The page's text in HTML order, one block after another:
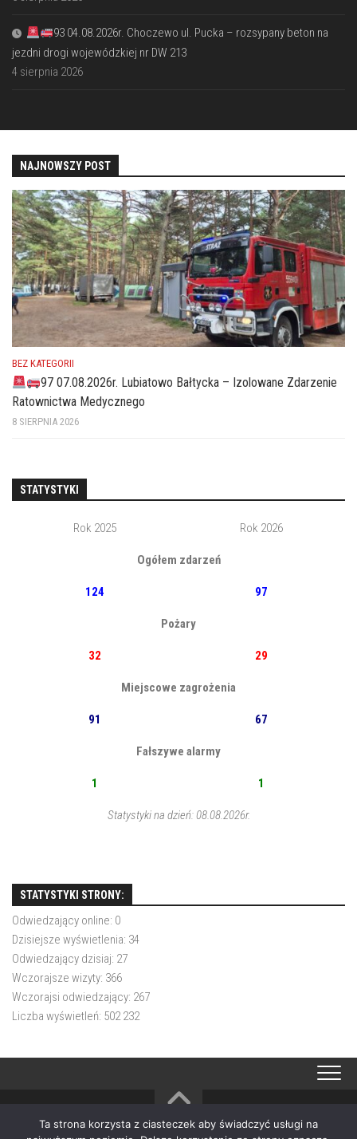
93 04.08.2026r. Choczewo ul. Pucka – rozsypany beton na
jezdni drogi wojewódzkiej nr DW 213
4 sierpnia 2026
NAJNOWSZY POST
BEZ KATEGORII
97 07.08.2026r. Lubiatowo Bałtycka – Izolowane Zdarzenie
Ratownictwa Medycznego
8 SIERPNIA 2026
STATYSTYKI
Rok 2025 Rok 2026
Ogółem zdarzeń
124 97
Pożary
32 29
Miejscowe zagrożenia
91 67
Fałszywe alarmy
1 1
Statystyki na dzień: 08.08.2026r.
STATYSTYKI STRONY:
Odwiedzający online: 0
Dzisiejsze wyświetlenia: 34
Odwiedzający dzisiaj: 27
Wczorajsze wizyty: 366
Wczorajsi odwiedzający: 267
Liczba wyświetleń: 502 232
Ta strona korzysta z ciasteczek aby świadczyć usługi na